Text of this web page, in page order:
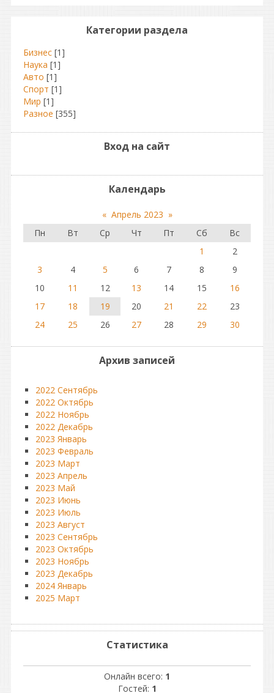
Категории раздела
Бизнес [1]
Наука [1]
Авто [1]
Спорт [1]
Мир [1]
Разное [355]
Вход на сайт
Календарь
« Апрель 2023 »
Пн
Вт Ср Чт Пт Сб
Вс
1
2
3
4 5 6 7 8
9
10
11 12 13 14 15
16
17
18 19 20 21 22
23
24
25 26 27 28 29 30
Архив записей
2022 Сентябрь
2022 Октябрь
2022 Ноябрь
2022 Декабрь
2023 Январь
2023 Февраль
2023 Март
2023 Апрель
2023 Май
2023 Июнь
2023 Июль
2023 Август
2023 Сентябрь
2023 Октябрь
2023 Ноябрь
2023 Декабрь
2024 Январь
2025 Март
Статистика
Онлайн всего: 1
Гостей: 1